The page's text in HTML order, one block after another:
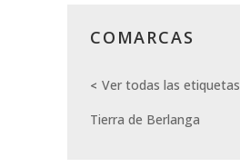
COMARCAS
Ver todas las etiquetas
Tierra de Berlanga